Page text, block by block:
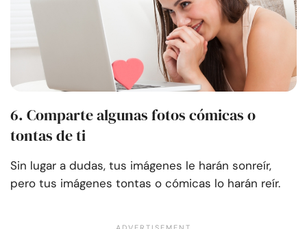
6. Comparte algunas fotos cómicas o
tontas de ti
Sin lugar a dudas, tus imágenes le harán sonreír,
pero tus imágenes tontas o cómicas lo harán reír.